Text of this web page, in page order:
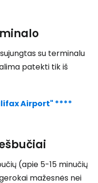
su terminalu
patekti tik iš
Airport" ****
(apie 5-15 minučių
mažesnės nei